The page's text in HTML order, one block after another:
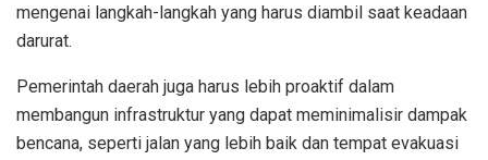
mengenai langkah-langkah yang harus diambil saat keadaan
darurat.
Pemerintah daerah juga harus lebih proaktif dalam
membangun infrastruktur yang dapat meminimalisir dampak
bencana, seperti jalan yang lebih baik dan tempat evakuasi